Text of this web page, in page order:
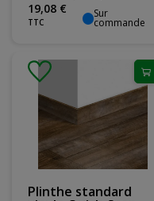
19,08 €
TTC
Sur
commande
Plinthe standard